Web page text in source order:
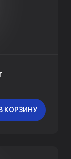
КОРЗИНУ